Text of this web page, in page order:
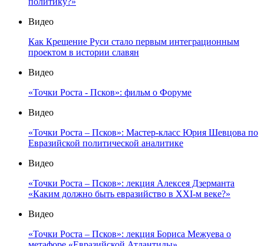
Видео
Как Крещение Руси стало первым интеграционным
проектом в истории славян
Видео
«Точки Роста - Псков»: фильм о Форуме
Видео
«Точки Роста – Псков»: Мастер-класс Юрия Шевцова по
Евразийской политической аналитике
Видео
«Точки Роста – Псков»: лекция Алексея Дзерманта
«Каким должно быть евразийство в XXI-м веке?»
Видео
«Точки Роста – Псков»: лекция Бориса Межуева о